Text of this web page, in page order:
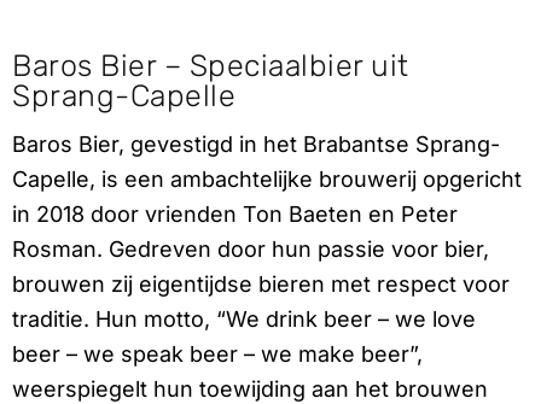
Baros Bier – Speciaalbier uit
Sprang-Capelle
Baros Bier, gevestigd in het Brabantse Sprang-
Capelle, is een ambachtelijke brouwerij opgericht
in 2018 door vrienden Ton Baeten en Peter
Rosman. Gedreven door hun passie voor bier,
brouwen zij eigentijdse bieren met respect voor
traditie. Hun motto, “We drink beer – we love
beer – we speak beer – we make beer”,
weerspiegelt hun toewijding aan het brouwen